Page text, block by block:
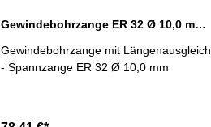
Gewindebohrzange ER 32 Ø 10,0 mm, Längenausgleich
Gewindebohrzange mit Längenausgleich
- Spannzange ER 32 Ø 10,0 mm